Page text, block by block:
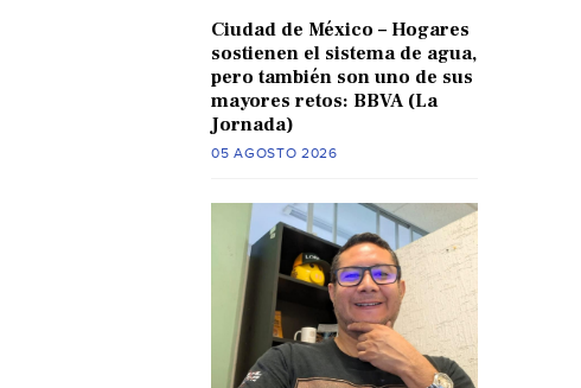
Ciudad de México – Hogares
sostienen el sistema de agua,
pero también son uno de sus
mayores retos: BBVA (La
Jornada)
05 AGOSTO 2026